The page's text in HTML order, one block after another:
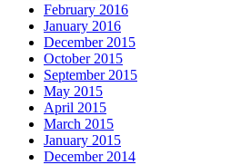
February 2016
January 2016
December 2015
October 2015
September 2015
May 2015
April 2015
March 2015
January 2015
December 2014